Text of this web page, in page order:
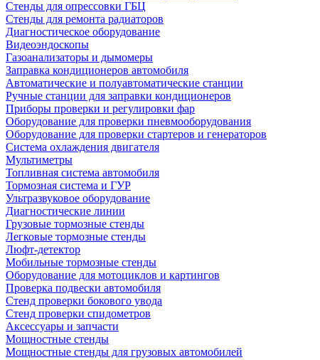
Стенды для опрессовки ГБЦ
Стенды для ремонта радиаторов
Диагностическое оборудование
Видеоэндоскопы
Газоанализаторы и дымомеры
Заправка кондиционеров автомобиля
Автоматические и полуавтоматические станции
Ручные станции для заправки кондиционеров
Приборы проверки и регулировки фар
Оборудование для проверки пневмооборудования
Оборудование для проверки стартеров и генераторов
Система охлаждения двигателя
Мультиметры
Топливная система автомобиля
Тормозная система и ГУР
Ультразвуковое оборудование
Диагностические линии
Грузовые тормозные стенды
Легковые тормозные стенды
Люфт-детектор
Мобильные тормозные стенды
Оборудование для мотоциклов и картингов
Проверка подвески автомобиля
Стенд проверки бокового увода
Стенд проверки спидометров
Аксессуары и запчасти
Мощностные стенды
Мощностные стенды для грузовых автомобилей